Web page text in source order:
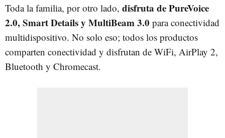
Toda la familia, por otro lado, disfruta de PureVoice
2.0, Smart Details y MultiBeam 3.0 para conectividad
multidispositivo. No solo eso; todos los productos
comparten conectividad y disfrutan de WiFi, AirPlay 2,
Bluetooth y Chromecast.